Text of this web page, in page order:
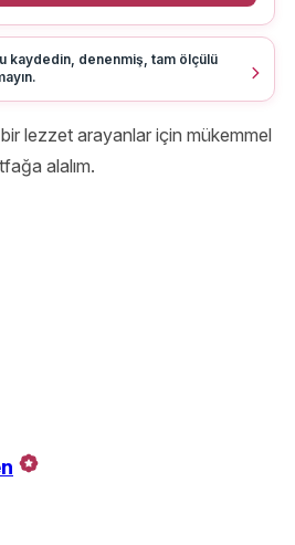
kaydedin, denenmiş, tam ölçülü
lezzet arayanlar için mükemmel
alalım.